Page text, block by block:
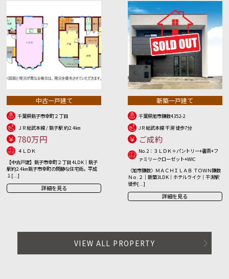
中古一戸建て
千葉県銚子市幸町２丁目
ＪＲ総武本線 / 銚子駅 約2.4㎞
780万円
４ＬＤＫ
【中古戸建】銚子市幸町２丁目 4LDK｜銚子
駅約2.4㎞ 銚子市幸町の閑静な住宅街。平成
１[...]
詳細を見る
新築一戸建て
千葉県旭市鎌数4352-2
JＲ総武本線 干潟 徒歩7分
ご成約
No.2：３ＬＤＫ＋パントリー+書斎+フ
ァミリークローゼット+WIC
〈旭市鎌数〉ＭＡＣＨＩＬＡＢ ＴＯＷＮ鎌数
Ｎｏ.２｜新築3LDK｜ホテルライク｜干潟駅
徒歩[...]
詳細を見る
VIEW ALL PROPERTY